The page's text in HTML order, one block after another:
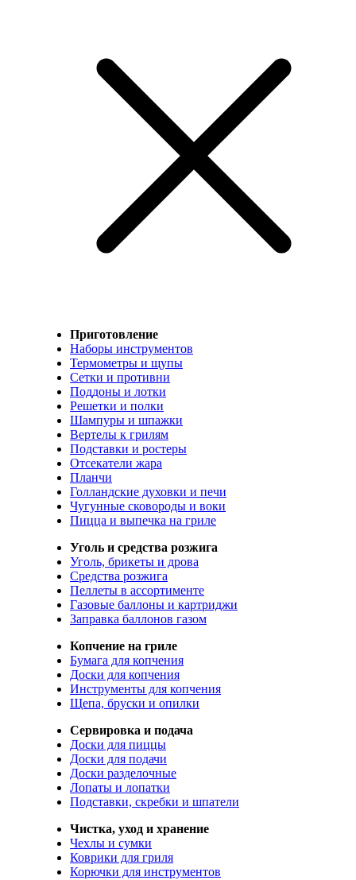
Приготовление
Наборы инструментов
Термометры и щупы
Сетки и противни
Поддоны и лотки
Решетки и полки
Шампуры и шпажки
Вертелы к грилям
Подставки и ростеры
Отсекатели жара
Планчи
Голландские духовки и печи
Чугунные сковороды и воки
Пицца и выпечка на гриле
Уголь и средства розжига
Уголь, брикеты и дрова
Средства розжига
Пеллеты в ассортименте
Газовые баллоны и картриджи
Заправка баллонов газом
Копчение на гриле
Бумага для копчения
Доски для копчения
Инструменты для копчения
Щепа, бруски и опилки
Сервировка и подача
Доски для пиццы
Доски для подачи
Доски разделочные
Лопаты и лопатки
Подставки, скребки и шпатели
Чистка, уход и хранение
Чехлы и сумки
Коврики для гриля
Корючки для инструментов